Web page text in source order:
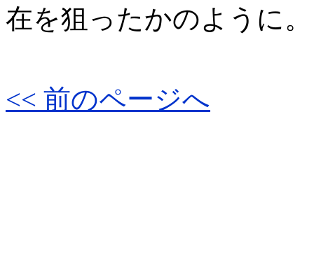
在を狙ったかのように。
<< 前のページへ